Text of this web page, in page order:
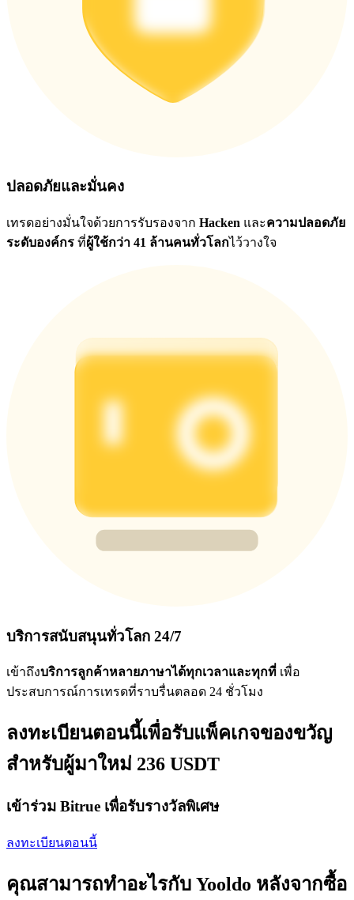
ปลอดภัยและมั่นคง
เทรดอย่างมั่นใจด้วยการรับรองจาก Hacken และความปลอดภัย
ระดับองค์กร ที่ผู้ใช้กว่า 41 ล้านคนทั่วโลกไว้วางใจ
บริการสนับสนุนทั่วโลก 24/7
เข้าถึงบริการลูกค้าหลายภาษาได้ทุกเวลาและทุกที่ เพื่อ
ประสบการณ์การเทรดที่ราบรื่นตลอด 24 ชั่วโมง
ลงทะเบียนตอนนี้เพื่อรับแพ็คเกจของขวัญ
สำหรับผู้มาใหม่ 236 USDT
เข้าร่วม Bitrue เพื่อรับรางวัลพิเศษ
ลงทะเบียนตอนนี้
คุณสามารถทำอะไรกับ Yooldo หลังจากซื้อ